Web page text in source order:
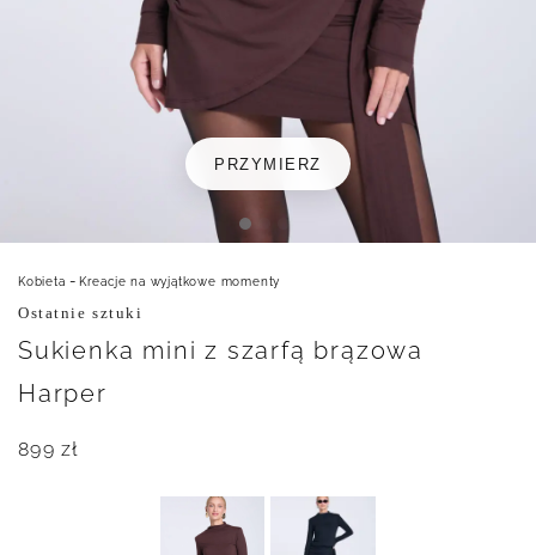
PRZYMIERZ
Kobieta - Kreacje na wyjątkowe momenty
Ostatnie sztuki
Sukienka mini z szarfą brązowa
Harper
899zł